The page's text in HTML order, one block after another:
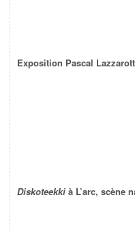
Exposition Pascal
Diskoteekki à L’arc, scène